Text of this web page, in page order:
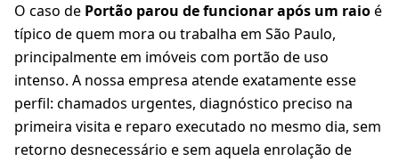
O caso de Portão parou de funcionar após um raioé
típico de quem mora ou trabalha em São Paulo,
principalmente em imóveis com portão de uso
intenso. A nossa empresa atende exatamente esse
perfil: chamados urgentes, diagnóstico preciso na
primeira visita e reparo executado no mesmo dia, sem
retorno desnecessário e sem aquela enrolação de